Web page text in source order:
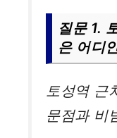
질문 1.
은 어디
토성역 근
문점과 비